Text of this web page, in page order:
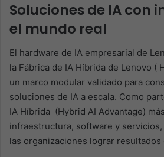
Soluciones de IA con
el mundo real
El hardware de IA empresarial de
la Fábrica de IA Híbrida de Lenovo (
un marco modular validado para
soluciones de IA a escala. Como
IA Híbrida (Hybrid AI Advantage)
infraestructura, software y
las organizaciones lograr resultados